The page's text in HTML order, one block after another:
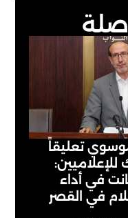
صلة
تعليقاً
للإعلاميين:
في أداء
في القصر